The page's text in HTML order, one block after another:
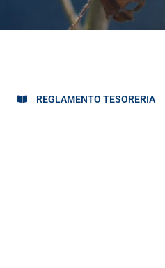
REGLAMENTO TESORERIA